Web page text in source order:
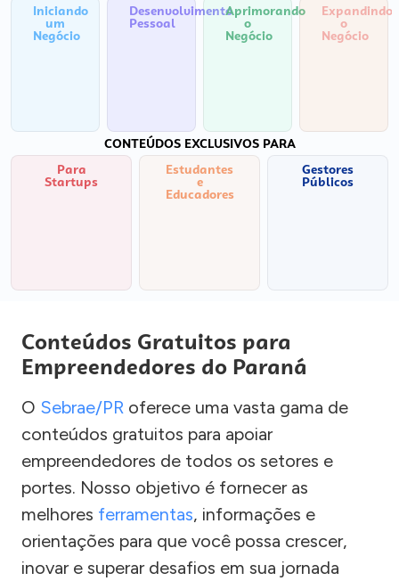
Iniciando
um
Negócio
Desenvolvimento
Pessoal
Aprimorando
o
Negócio
Expandindo
o
Negócio
CONTEÚDOS EXCLUSIVOS PARA
Para
Startups
Estudantes
e
Educadores
Gestores
Públicos
Conteúdos Gratuitos para
Empreendedores do Paraná
O Sebrae/PR oferece uma vasta gama de
conteúdos gratuitos para apoiar
empreendedores de todos os setores e
portes. Nosso objetivo é fornecer as
melhores ferramentas, informações e
orientações para que você possa crescer,
inovar e superar desafios em sua jornada